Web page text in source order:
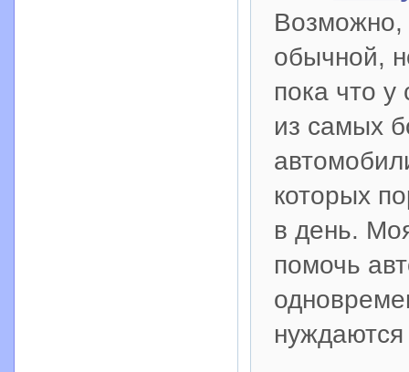
Возможно,
обычной,
пока что
из самых
которых
в день.
помочь
нуждаются